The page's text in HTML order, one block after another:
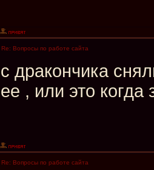
Re: Вопросы по работе сайта
с дракончика
ее , или это
Re: Вопросы по работе сайта